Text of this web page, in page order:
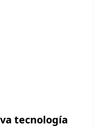
tecnología